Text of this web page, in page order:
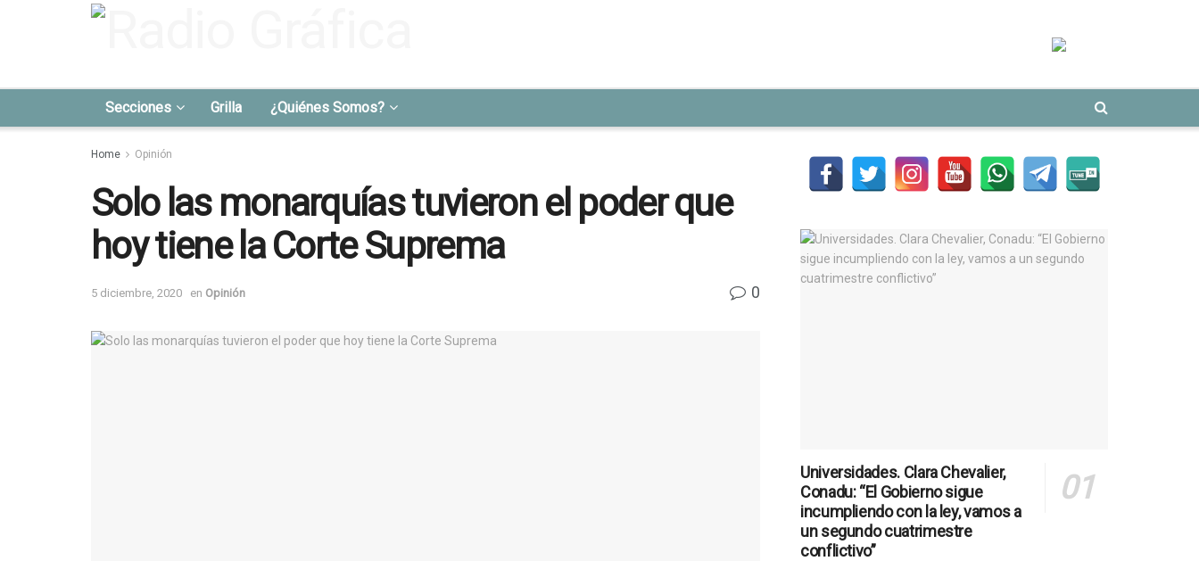
Secciones Grilla ¿Quiénes Somos?
Home Opinión
Solo las monarquías tuvieron el poder que
hoy tiene la Corte Suprema
5 diciembre, 2020 en Opinión 0
Universidades. Clara Chevalier,
Conadu: “El Gobierno sigue
incumpliendo con la ley, vamos a
un segundo cuatrimestre
conflictivo”